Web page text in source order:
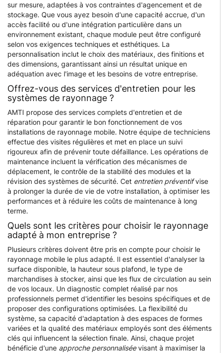
sur mesure, adaptées à vos contraintes d'agencement et de
stockage. Que vous ayez besoin d'une capacité accrue, d'un
accès facilité ou d'une intégration particulière dans un
environnement existant, chaque module peut être configuré
selon vos exigences techniques et esthétiques. La
personnalisation inclut le choix des matériaux, des finitions et
des dimensions, garantissant ainsi un résultat unique en
adéquation avec l'image et les besoins de votre entreprise.
Offrez-vous des services d'entretien pour les
systèmes de rayonnage ?
AMTI propose des services complets d'entretien et de
réparation pour garantir le bon fonctionnement de vos
installations de rayonnage mobile. Notre équipe de techniciens
effectue des visites régulières et met en place un suivi
rigoureux afin de prévenir toute défaillance. Les opérations de
maintenance incluent la vérification des mécanismes de
déplacement, le contrôle de la stabilité des modules et la
révision des systèmes de sécurité. Cet entretien préventifvise
à prolonger la durée de vie de votre installation, à optimiser les
performances et à réduire les coûts de maintenance à long
terme.
Quels sont les critères pour choisir le rayonnage
adapté à mon entreprise ?
Plusieurs critères doivent être pris en compte pour choisir le
rayonnage mobile le plus adapté. Il est essentiel d'analyser la
surface disponible, la hauteur sous plafond, le type de
marchandises à stocker, ainsi que les flux de circulation au sein
de vos locaux. Un diagnostic complet réalisé par nos
professionnels permet d'identifier les besoins spécifiques et de
proposer des configurations optimisées. La flexibilité du
système, sa capacité d'adaptation à des espaces de formes
variées et la qualité des matériaux employés sont des éléments
clés qui influencent la sélection finale. Ainsi, chaque projet
bénéficie d'une approche personnaliséevisant à maximiser la